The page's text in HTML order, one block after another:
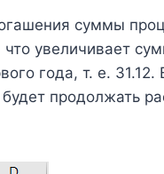
суммы
увеличивает
года, т. е. 31.12.
продолжать